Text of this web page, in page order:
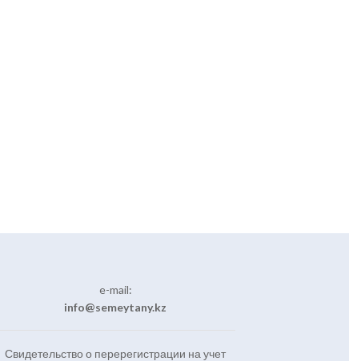
e-mail:
info@semeytany.kz
Свидетельство о перерегистрации на учет